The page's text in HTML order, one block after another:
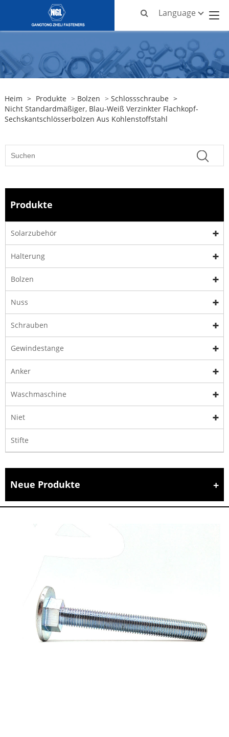
Language
Heim > Produkte > Bolzen > Schlossschraube >
Nicht Standardmäßiger, Blau-Weiß Verzinkter Flachkopf-
Sechskantschlösserbolzen Aus Kohlenstoffstahl
Produkte
Solarzubehör
Halterung
Bolzen
Nuss
Schrauben
Gewindestange
Anker
Waschmaschine
Niet
Stifte
Neue Produkte